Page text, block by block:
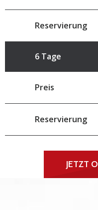
Reservierung
6 Tage
Preis
Reservierung
JETZT